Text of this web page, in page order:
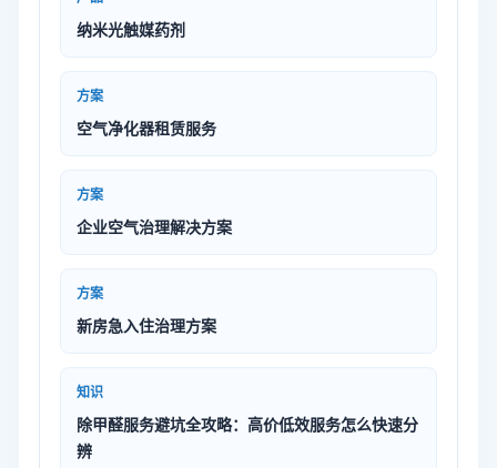
纳米光触媒药剂
方案
空气净化器租赁服务
方案
企业空气治理解决方案
方案
新房急入住治理方案
知识
除甲醛服务避坑全攻略：高价低效服务怎么快速分
辨